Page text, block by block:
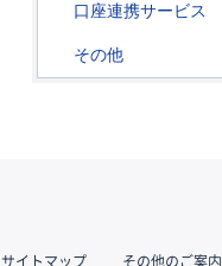
口座連携サービス
その他
サイトマップ その他のご案内